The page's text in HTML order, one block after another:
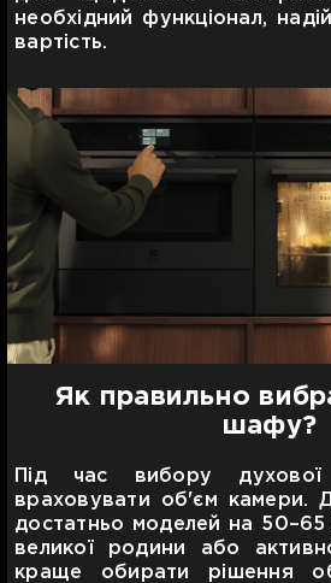
необхідний функціонал,
вартість.
Як правильно
шафу?
Під час вибору
враховувати об'єм камери.
достатньо моделей на 50–65
великої родини або
краще обирати рішення